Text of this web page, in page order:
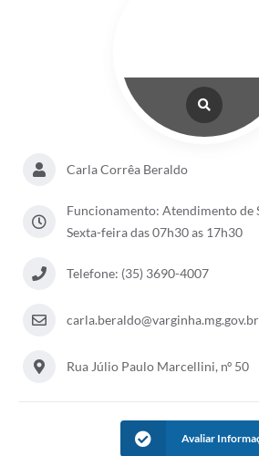
Carla Corrêa Beraldo
Funcionamento: Atendimento de
Sexta-feira das 07h30 as 17h30
Telefone: (35) 3690-4007
carla.beraldo@varginha.mg.gov.br
Rua Júlio Paulo Marcellini, nº 50
Avaliar